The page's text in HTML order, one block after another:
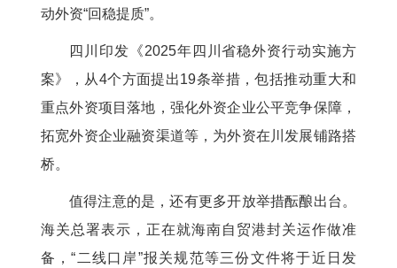
动外资“回稳提质”。
四川印发《2025年四川省稳外资行动实施方
案》，从4个方面提出19条举措，包括推动重大和
重点外资项目落地，强化外资企业公平竞争保障，
拓宽外资企业融资渠道等，为外资在川发展铺路搭
桥。
值得注意的是，还有更多开放举措酝酿出台。
海关总署表示，正在就海南自贸港封关运作做准
备，“二线口岸”报关规范等三份文件将于近日发